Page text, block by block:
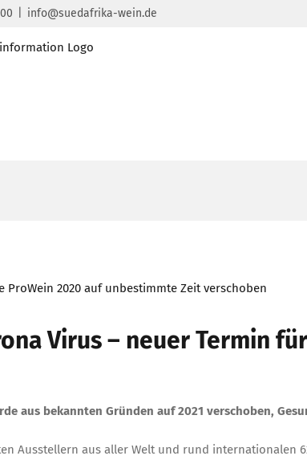
info@suedafrika-wein.de
Virus – neuer Termin
aus bekannten Gründen auf 2021 verschoben,
Ausstellern aus aller Welt und rund internationalen